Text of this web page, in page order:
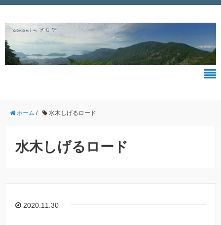
ホーム / 水木しげるロード
水木しげるロード
2020.11.30